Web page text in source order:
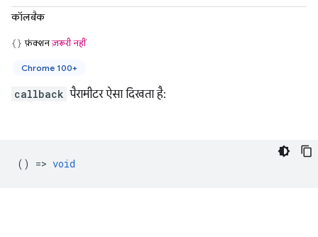
कॉलबैक
फ़ंक्शनज़रूरी नहीं
Chrome 100+
callback पैरामीटर ऐसा दिखता है:
() => void